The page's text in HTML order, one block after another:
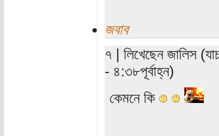
জবাব
৭ | লিখেছেন জালিস
- ৪:৩৮পূর্বাহ্ন)
কেমনে কি